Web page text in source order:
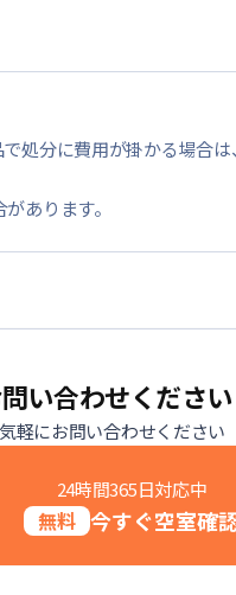
処分に費用が掛かる場合
あります。
い合わせください
軽にお問い合わせください
24時間365日対応中
無料 今すぐ空室確